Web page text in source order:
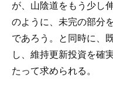
が、山陰道をもう少し
のように、未完の部分
であろう。と同時に、
し、維持更新投資を確
たって求められる。